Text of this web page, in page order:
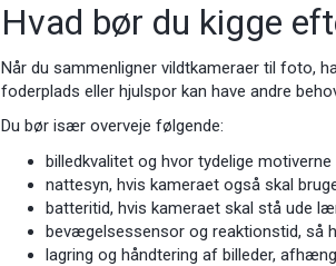
Hvad bør du kigge
Når du sammenligner vildtkameraer til foto,
foderplads eller hjulspor kan have andre
Du bør især overveje følgende:
billedkvalitet og hvor tydelige
nattesyn, hvis kameraet også skal
batteritid, hvis kameraet skal stå ude
bevægelsessensor og reaktionstid, så
lagring og håndtering af billeder,